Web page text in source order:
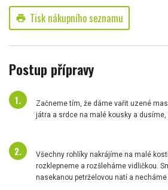
print Tisk nákupního seznamu
Postup přípravy
Začneme tím, že dáme vařit uzené
játra a srdce na malé kousky a
Všechny rohlíky nakrájíme na malé
rozklepneme a rozšleháme vidličkou.
nasekanou petrželovou natí a